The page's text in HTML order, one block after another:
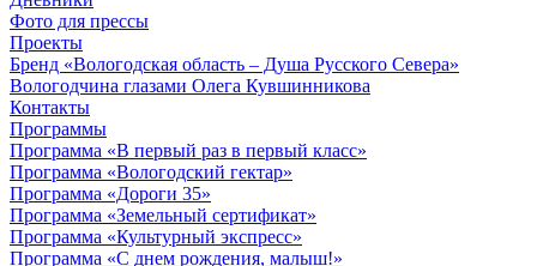
Фото для прессы
Проекты
Бренд «Вологодская область – Душа Русского Севера»
Вологодчина глазами Олега Кувшинникова
Контакты
Программы
Программа «В первый раз в первый класс»
Программа «Вологодский гектар»
Программа «Дороги 35»
Программа «Земельный сертификат»
Программа «Культурный экспресс»
Программа «С днем рождения, малыш!»